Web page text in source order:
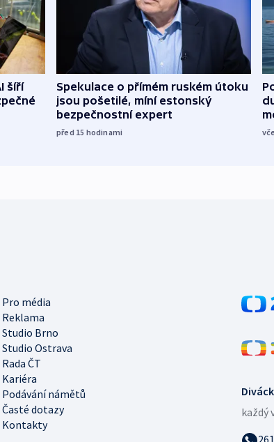
šíří
Spekulace o přímém ruském útoku
jsou pošetilé, míní estonský
bezpečnostní expert
před 15 hodinami
Pro média
Reklama
Studio Brno
Studio Ostrava
Rada ČT
Kariéra
Podávání námětů
Časté dotazy
Kontakty
každý